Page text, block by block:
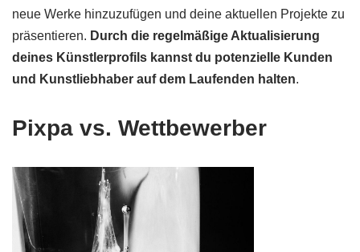
neue Werke hinzuzufügen und deine aktuellen Projekte zu
präsentieren. Durch die regelmäßige Aktualisierung
deines Künstlerprofils kannst du potenzielle Kunden
und Kunstliebhaber auf dem Laufenden halten.
Pixpa vs. Wettbewerber